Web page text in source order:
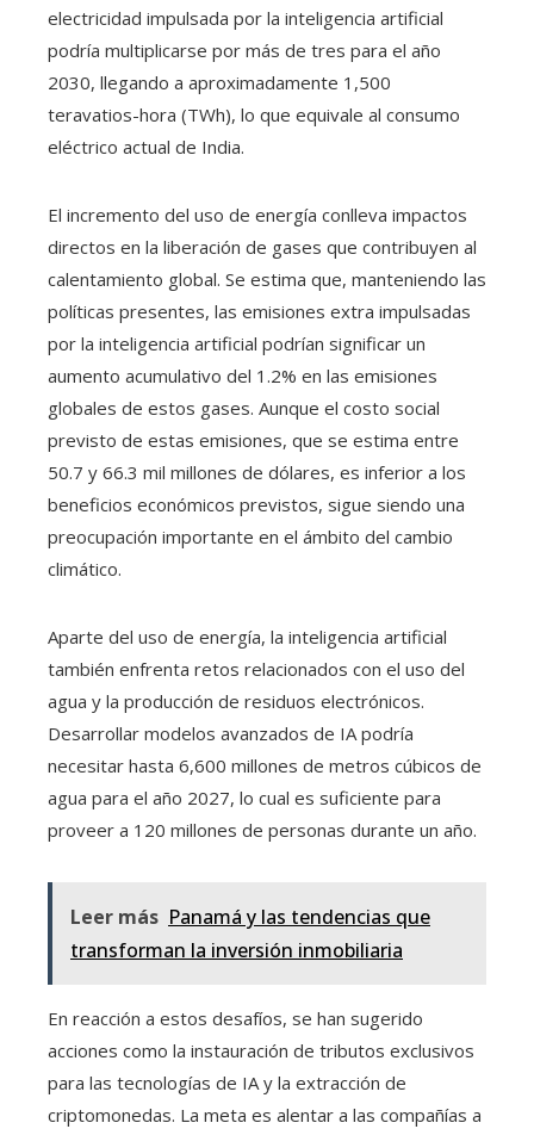
electricidad impulsada por la inteligencia artificial
podría multiplicarse por más de tres para el año
2030, llegando a aproximadamente 1,500
teravatios-hora (TWh), lo que equivale al consumo
eléctrico actual de India.
El incremento del uso de energía conlleva impactos
directos en la liberación de gases que contribuyen al
calentamiento global. Se estima que, manteniendo las
políticas presentes, las emisiones extra impulsadas
por la inteligencia artificial podrían significar un
aumento acumulativo del 1.2% en las emisiones
globales de estos gases. Aunque el costo social
previsto de estas emisiones, que se estima entre
50.7 y 66.3 mil millones de dólares, es inferior a los
beneficios económicos previstos, sigue siendo una
preocupación importante en el ámbito del cambio
climático.
Aparte del uso de energía, la inteligencia artificial
también enfrenta retos relacionados con el uso del
agua y la producción de residuos electrónicos.
Desarrollar modelos avanzados de IA podría
necesitar hasta 6,600 millones de metros cúbicos de
agua para el año 2027, lo cual es suficiente para
proveer a 120 millones de personas durante un año.
Leer más Panamá y las tendencias que
transforman la inversión inmobiliaria
En reacción a estos desafíos, se han sugerido
acciones como la instauración de tributos exclusivos
para las tecnologías de IA y la extracción de
criptomonedas. La meta es alentar a las compañías a